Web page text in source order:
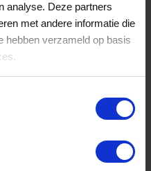
analyse. Deze partners
met andere informatie die
hebben verzameld op basis